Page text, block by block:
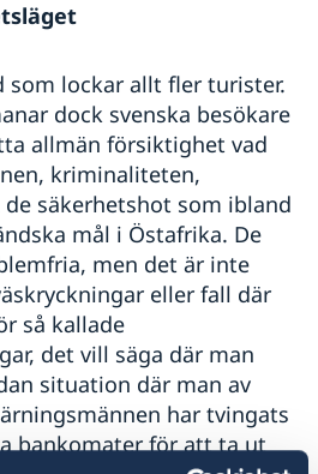
försäkring
och nationellt id-kort
under 18 år
under 18 år
av namn
katastrofer
säkerhet
säkerhet
företag
som lockar allt fler turister.
dock svenska besökare
allmän försiktighet vad
kriminaliteten,
säkerhetshot som ibland
mål i Östafrika. De
men det är inte
eller fall där
så kallade
det vill säga där man
situation där man av
har tvingats
bankomater för att ta ut